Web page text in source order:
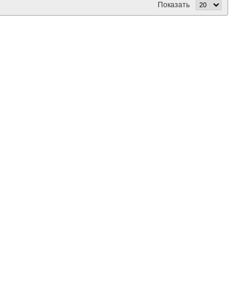
Показать